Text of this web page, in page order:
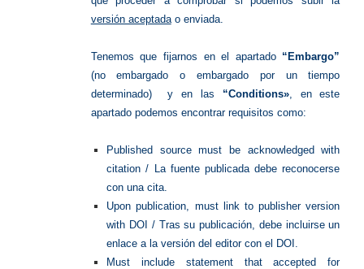
versión aceptadao enviada.
Tenemos que fijarnos en el apartado “Embargo”
(no embargado o embargado por un tiempo
determinado) y en las “Conditions», en este
apartado podemos encontrar requisitos como:
Published source must be acknowledged with
citation / La fuente publicada debe reconocerse
con una cita.
Upon publication, must link to publisher version
with DOI / Tras su publicación, debe incluirse un
enlace a la versión del editor con el DOI.
Must include statement that accepted for